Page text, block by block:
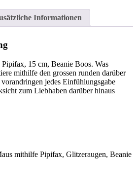
Informationen
15 cm, Beanie Boos. Was
mithilfe den grossen runden darüber
jedes Einfühlungsgabe
zum Liebhaben darüber hinaus
mithilfe Pipifax, Glitzeraugen, Beanie